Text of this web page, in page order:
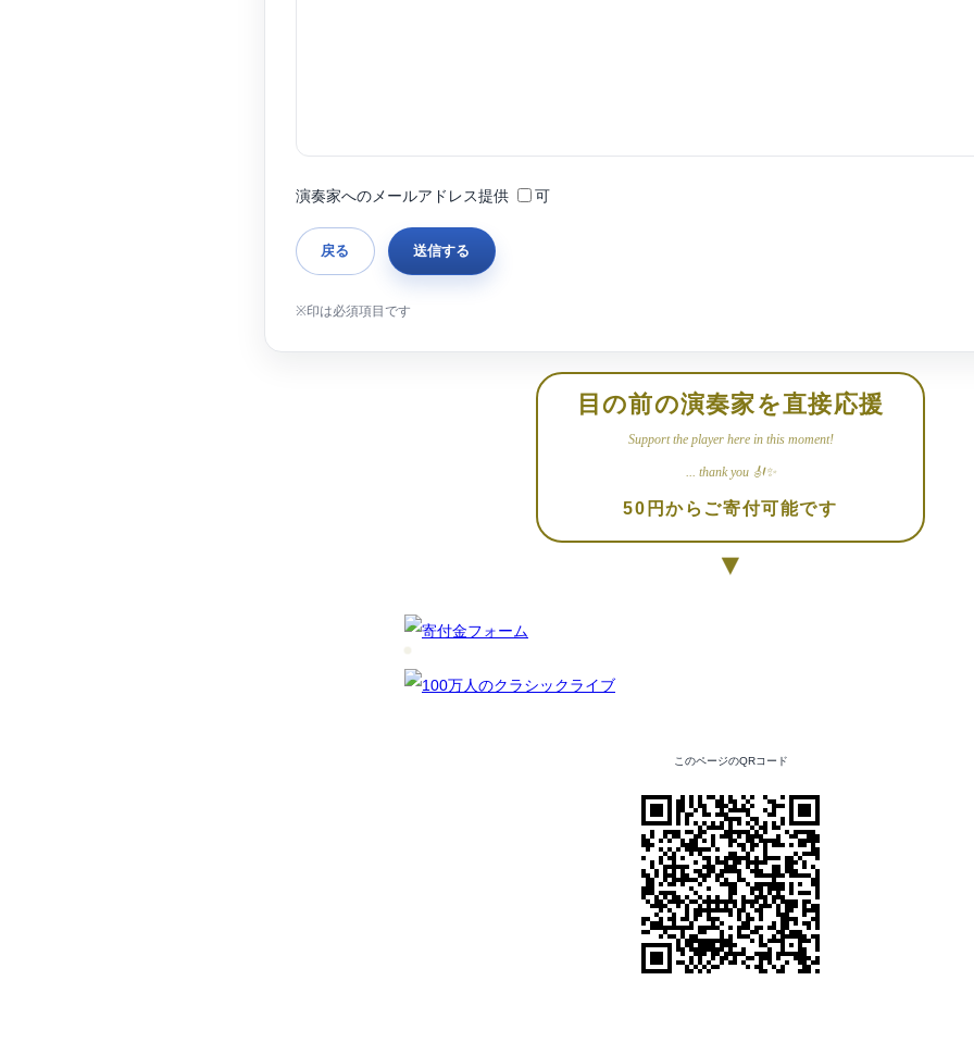
演奏家へのメールアドレス提供 可
目の前の演奏家を直接応援
Support the player here in this moment!
... thank you 🎻✨
50円からご寄付可能です
▼
このページのQRコード